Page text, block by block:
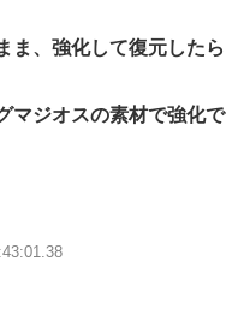
ま、強化して復元したら
マジオスの素材で強化で